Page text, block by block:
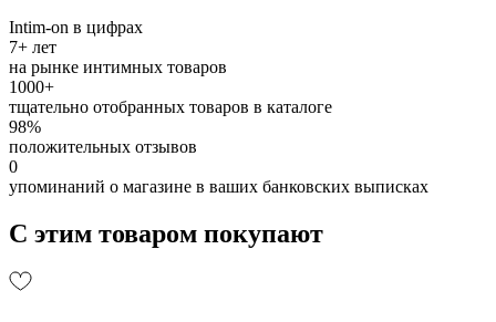
Intim-on в цифрах
7+ лет
на рынке интимных товаров
1000+
тщательно отобранных товаров в каталоге
98%
положительных отзывов
0
упоминаний о магазине в ваших банковских выписках
С этим товаром покупают